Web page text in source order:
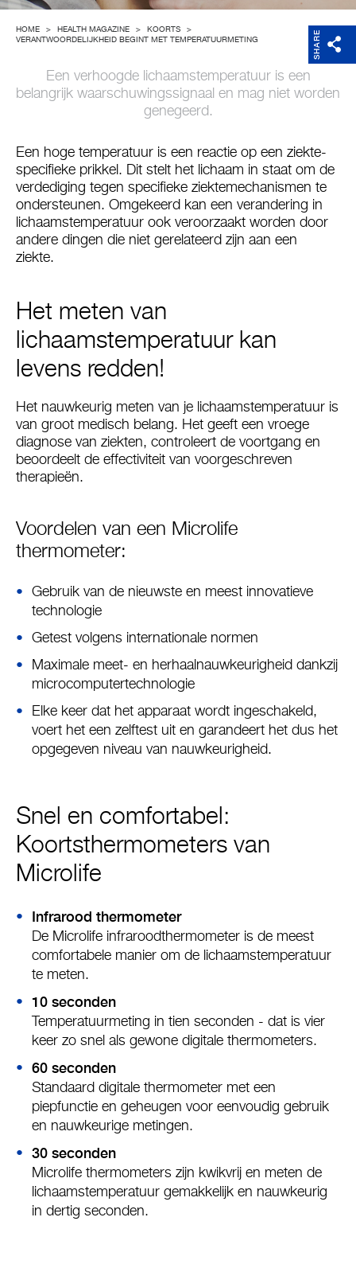
Support
HOME > HEALTH MAGAZINE > KOORTS
>
VERANTWOORDELIJKHEID BEGINT MET TEMPERATUURMETING
SHARE
Een verhoogde lichaamstemperatuur is een
belangrijk waarschuwingssignaal en mag niet worden
genegeerd.
Een hoge temperatuur is een reactie op een ziekte-
specifieke prikkel. Dit stelt het lichaam in staat om de
verdediging tegen specifieke ziektemechanismen te
ondersteunen. Omgekeerd kan een verandering in
lichaamstemperatuur ook veroorzaakt worden door
andere dingen die niet gerelateerd zijn aan een
ziekte.
Het meten van
lichaamstemperatuur kan
levens redden!
Het nauwkeurig meten van je lichaamstemperatuur is
van groot medisch belang. Het geeft een vroege
diagnose van ziekten, controleert de voortgang en
beoordeelt de effectiviteit van voorgeschreven
therapieën.
Voordelen van een Microlife
thermometer:
Gebruik van de nieuwste en meest innovatieve
technologie
Getest volgens internationale normen
Maximale meet- en herhaalnauwkeurigheid dankzij
microcomputertechnologie
Elke keer dat het apparaat wordt ingeschakeld,
voert het een zelftest uit en garandeert het dus het
opgegeven niveau van nauwkeurigheid.
Snel en comfortabel:
Koortsthermometers van
Microlife
Infrarood thermometer
De Microlife infraroodthermometer is de meest
comfortabele manier om de lichaamstemperatuur
te meten.
10 seconden
Temperatuurmeting in tien seconden - dat is vier
keer zo snel als gewone digitale thermometers.
60 seconden
Standaard digitale thermometer met een
piepfunctie en geheugen voor eenvoudig gebruik
en nauwkeurige metingen.
30 seconden
Microlife thermometers zijn kwikvrij en meten de
lichaamstemperatuur gemakkelijk en nauwkeurig
in dertig seconden.